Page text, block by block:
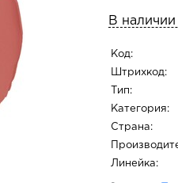
В
Код:
Штрихкод:
Тип:
Категория:
Страна:
Линейка: